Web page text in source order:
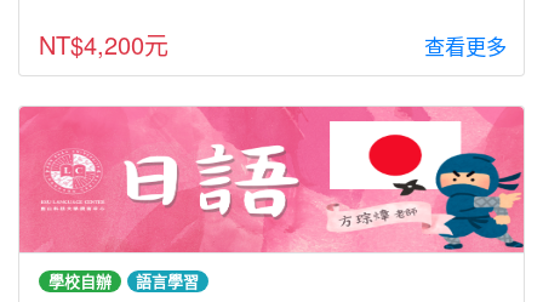
NT$4,200元 查看更多
學校自辦 語言學習